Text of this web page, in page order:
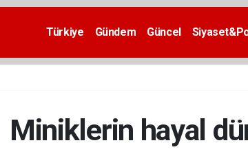
Türkiye Gündem Güncel
Miniklerin hayal